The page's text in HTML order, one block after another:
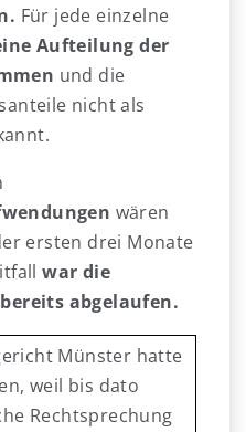
Für jede einzelne
Aufteilung der
und die
nicht als
wären
ersten drei Monate
war die
abgelaufen.
Münster hatte
weil bis dato
Rechtsprechung